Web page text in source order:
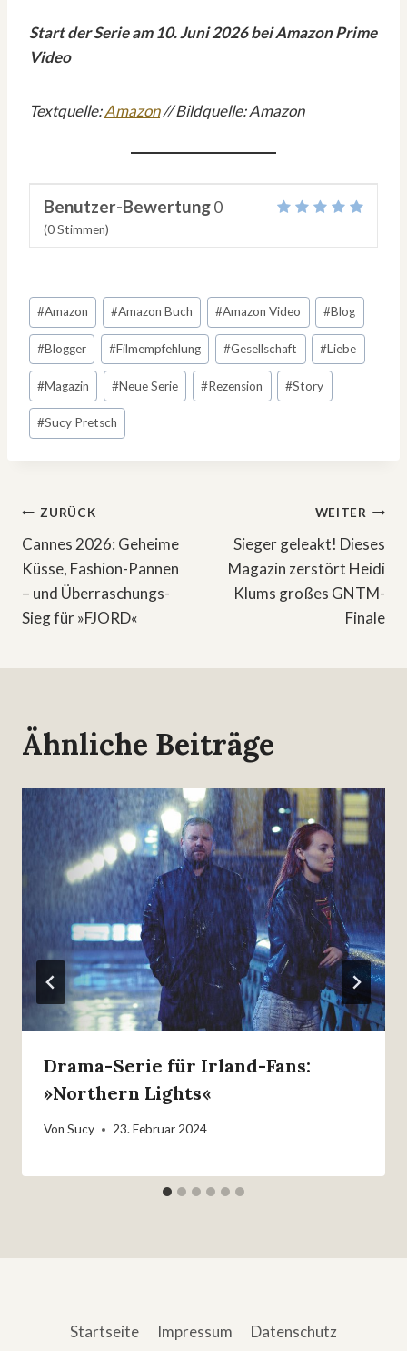
Start der Serie am 10. Juni 2026 bei Amazon Prime
Video
Textquelle:Amazon// Bildquelle: Amazon
Benutzer-Bewertung0
(0Stimmen)
Schlagworte:
#Amazon #Amazon Buch #Amazon Video #Blog
#Blogger #Filmempfehlung #Gesellschaft #Liebe
#Magazin #Neue Serie #Rezension #Story
#Sucy Pretsch
Beitragsnavigation
ZURÜCK
Cannes 2026: Geheime
Küsse, Fashion-Pannen
– und Überraschungs-
Sieg für »FJORD«
WEITER
Sieger geleakt! Dieses
Magazin zerstört Heidi
Klums großes GNTM-
Finale
Ähnliche Beiträge
Drama-Serie für Irland-Fans:
»Northern Lights«
Von Sucy 23. Februar 2024
Startseite Impressum Datenschutz